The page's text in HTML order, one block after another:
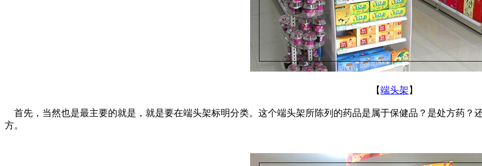
【端头架 】
首先，当然也是最主要的就是，就是要在端头架标明分类。这个端头架所陈列的药品是属于保健品？是处方药？
方。